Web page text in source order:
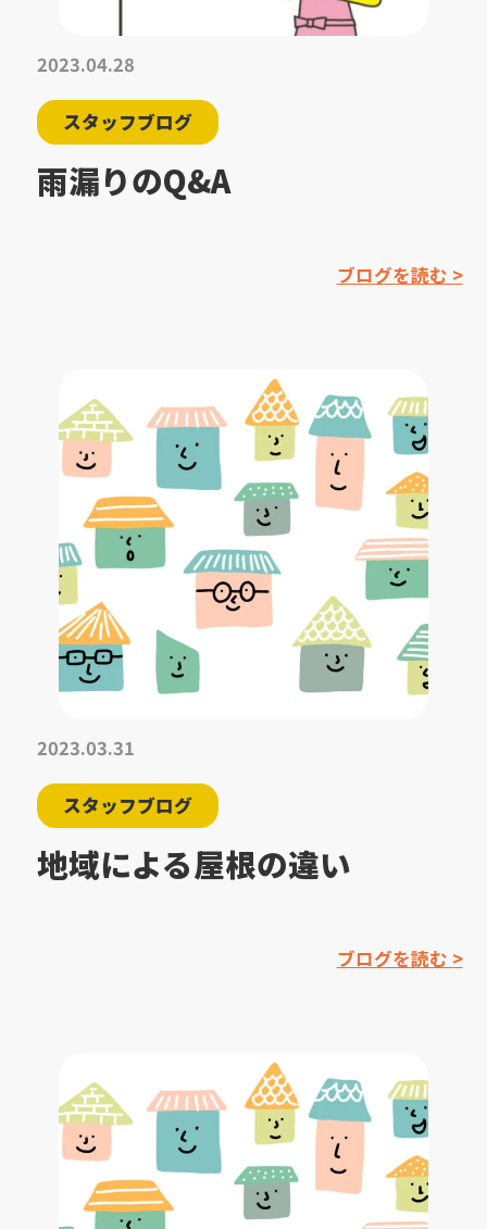
2023.04.28
スタッフブログ
雨漏りのQ&A
ブログを読む >
2023.03.31
スタッフブログ
地域による屋根の違い
ブログを読む >